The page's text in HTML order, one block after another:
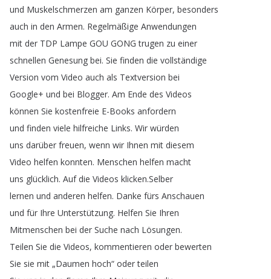
und Muskelschmerzen am ganzen Körper, besonders
auch in den Armen. Regelmäßige Anwendungen
mit der TDP Lampe GOU GONG trugen zu einer
schnellen Genesung bei. Sie finden die vollständige
Version vom Video auch als Textversion bei
Google+ und bei Blogger. Am Ende des Videos
können Sie kostenfreie E-Books anfordern
und finden viele hilfreiche Links. Wir würden
uns darüber freuen, wenn wir Ihnen mit diesem
Video helfen konnten. Menschen helfen macht
uns glücklich. Auf die Videos klicken.Selber
lernen und anderen helfen. Danke fürs Anschauen
und für Ihre Unterstützung. Helfen Sie Ihren
Mitmenschen bei der Suche nach Lösungen.
Teilen Sie die Videos, kommentieren oder bewerten
Sie sie mit „Daumen hoch“ oder teilen